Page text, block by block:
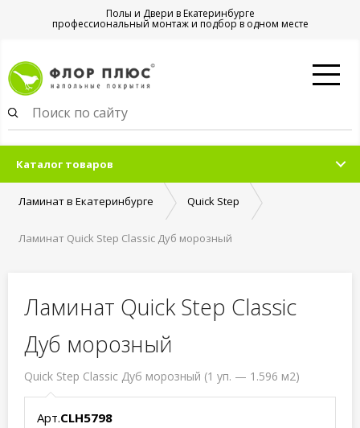
Полы и Двери в Екатеринбурге
профессиональный монтаж и подбор в одном месте
Каталог товаров
Ламинат в Екатеринбурге Quick Step
Ламинат Quick Step Classic Дуб морозный
Ламинат Quick Step Classic
Дуб морозный
Quick Step Classic Дуб морозный (1 уп. — 1.596 м2)
Арт.CLH5798